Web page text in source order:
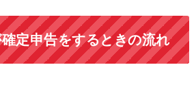
定申告をするときの流れ